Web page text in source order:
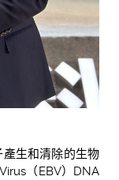
生和清除的生物
（EBV）DNA